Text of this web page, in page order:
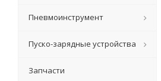
Пневмоинструмент
Пуско-зарядные устройства
Запчасти